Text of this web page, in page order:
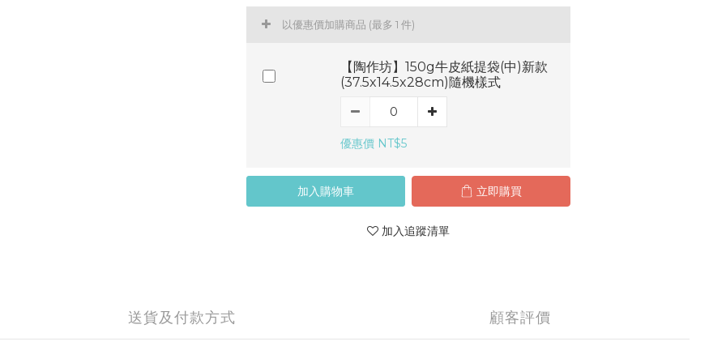
以優惠價加購商品 (最多 1 件)
【陶作坊】150g牛皮紙提袋(中)新款
(37.5x14.5x28cm)隨機樣式
優惠價 NT$5
加入購物車 立即購買
加入追蹤清單
送貨及付款方式 顧客評價